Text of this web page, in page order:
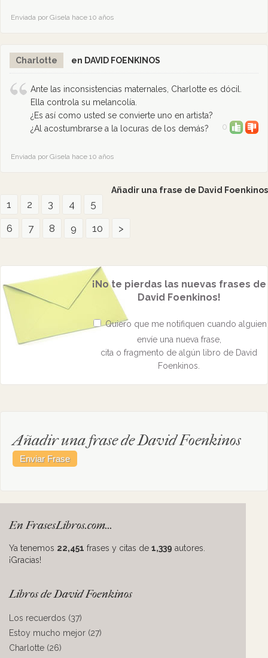
Enviada por Gisela hace 10 años
Charlotte en DAVID FOENKINOS
Ante las inconsistencias maternales, Charlotte es dócil.
Ella controla su melancolía.
¿Es así como usted se convierte uno en artista?
¿Al acostumbrarse a la locuras de los demás?
0
Enviada por Gisela hace 10 años
Añadir una frase de David Foenkinos
1 2 3 4
5
6
7 8 9 10 >
¡No te pierdas las nuevas frases de
David Foenkinos!
Quiero que me notifiquen cuando alguien
envíe una nueva frase,
cita o fragmento de algún libro de David
Foenkinos.
Añadir una frase de David Foenkinos
En FrasesLibros.com...
Ya tenemos 22,451 frases y citas de 1,339 autores.
¡Gracias!
Libros de David Foenkinos
Los recuerdos (37)
Estoy mucho mejor (27)
Charlotte (26)